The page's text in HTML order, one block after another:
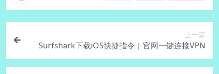
上一篇
Surfshark下载iOS快捷指令｜官网一键连接VPN